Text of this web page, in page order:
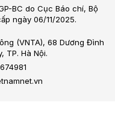
BC do Cục Báo chí, Bộ
ngày 06/11/2025.
(VNTA), 68 Dương Đình
TP. Hà Nội.